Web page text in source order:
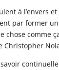
à l’envers
par former
chose comme
Christopher